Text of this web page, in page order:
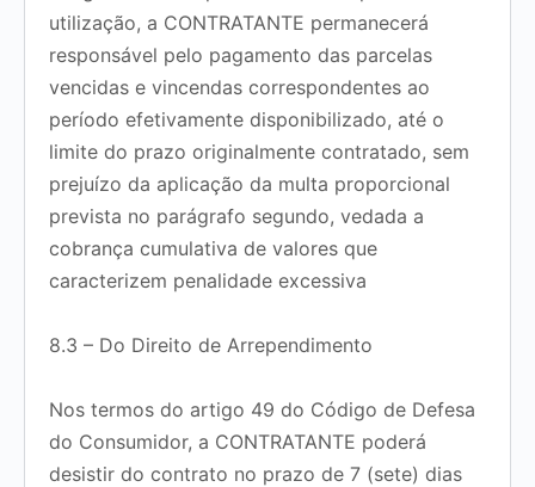
utilização, a CONTRATANTE permanecerá
responsável pelo pagamento das parcelas
vencidas e vincendas correspondentes ao
período efetivamente disponibilizado, até o
limite do prazo originalmente contratado, sem
prejuízo da aplicação da multa proporcional
prevista no parágrafo segundo, vedada a
cobrança cumulativa de valores que
caracterizem penalidade excessiva
8.3 – Do Direito de Arrependimento
Nos termos do artigo 49 do Código de Defesa
do Consumidor, a CONTRATANTE poderá
desistir do contrato no prazo de 7 (sete) dias